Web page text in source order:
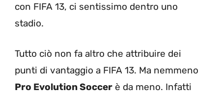
con FIFA 13, ci sentissimo dentro uno
stadio.
Tutto ciò non fa altro che attribuire dei
punti di vantaggio a FIFA 13. Ma nemmeno
Pro Evolution Soccer è da meno. Infatti